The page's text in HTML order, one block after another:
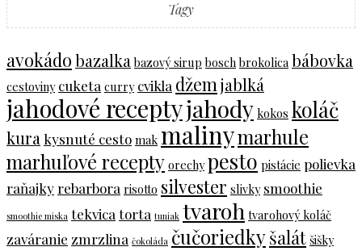
Tagy
avokádobazalka bazový sirup bosch brokolica bábovka
cestoviny cuketa curry cvikla džem jablká
jahodové receptyjahody kokos koláč
kura kysnuté cesto mak malinymarhule
marhuľové recepty orechy pesto pistácie polievka
raňajkyrebarbora risotto silvester slivky smoothie
smoothie miska tekvica torta tuniak tvaroh tvarohový koláč
zaváranie zmrzlina čokoláda čučoriedkyšalát šišky